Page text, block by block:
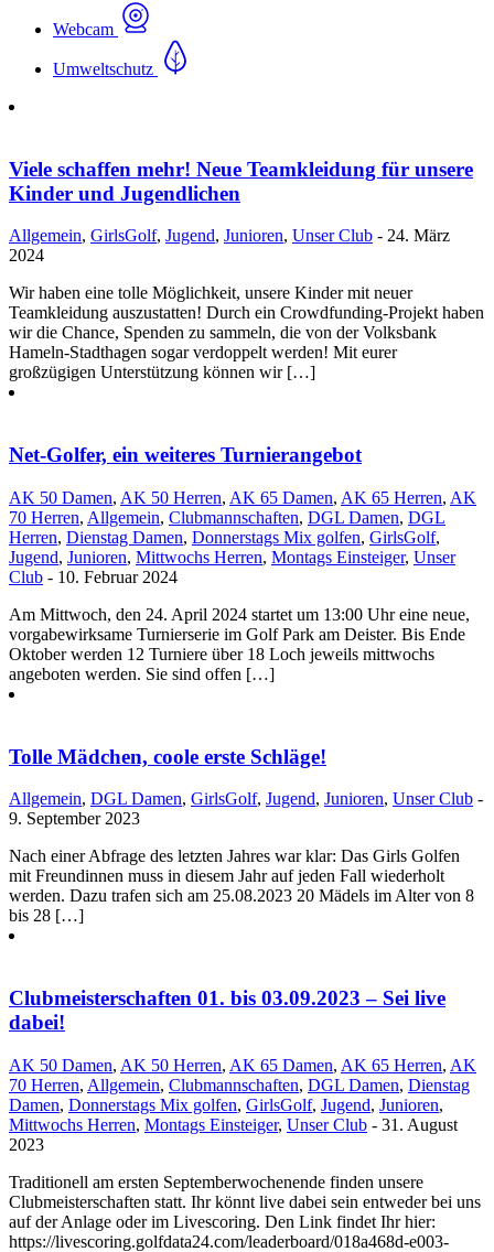
Webcam
Umweltschutz
Viele schaffen mehr! Neue Teamkleidung für unsere
Kinder und Jugendlichen
Allgemein, GirlsGolf, Jugend, Junioren, Unser Club - 24. März
2024
Wir haben eine tolle Möglichkeit, unsere Kinder mit neuer
Teamkleidung auszustatten! Durch ein Crowdfunding-Projekt haben
wir die Chance, Spenden zu sammeln, die von der Volksbank
Hameln-Stadthagen sogar verdoppelt werden! Mit eurer
großzügigen Unterstützung können wir […]
Net-Golfer, ein weiteres Turnierangebot
AK 50 Damen, AK 50 Herren, AK 65 Damen, AK 65 Herren, AK
70 Herren, Allgemein, Clubmannschaften, DGL Damen, DGL
Herren, Dienstag Damen, Donnerstags Mix golfen, GirlsGolf,
Jugend, Junioren, Mittwochs Herren, Montags Einsteiger, Unser
Club - 10. Februar 2024
Am Mittwoch, den 24. April 2024 startet um 13:00 Uhr eine neue,
vorgabewirksame Turnierserie im Golf Park am Deister. Bis Ende
Oktober werden 12 Turniere über 18 Loch jeweils mittwochs
angeboten werden. Sie sind offen […]
Tolle Mädchen, coole erste Schläge!
Allgemein, DGL Damen, GirlsGolf, Jugend, Junioren, Unser Club -
9. September 2023
Nach einer Abfrage des letzten Jahres war klar: Das Girls Golfen
mit Freundinnen muss in diesem Jahr auf jeden Fall wiederholt
werden. Dazu trafen sich am 25.08.2023 20 Mädels im Alter von 8
bis 28 […]
Clubmeisterschaften 01. bis 03.09.2023 – Sei live
dabei!
AK 50 Damen, AK 50 Herren, AK 65 Damen, AK 65 Herren, AK
70 Herren, Allgemein, Clubmannschaften, DGL Damen, Dienstag
Damen, Donnerstags Mix golfen, GirlsGolf, Jugend, Junioren,
Mittwochs Herren, Montags Einsteiger, Unser Club - 31. August
2023
Traditionell am ersten Septemberwochenende finden unsere
Clubmeisterschaften statt. Ihr könnt live dabei sein entweder bei uns
auf der Anlage oder im Livescoring. Den Link findet Ihr hier:
https://livescoring.golfdata24.com/leaderboard/018a468d-e003-